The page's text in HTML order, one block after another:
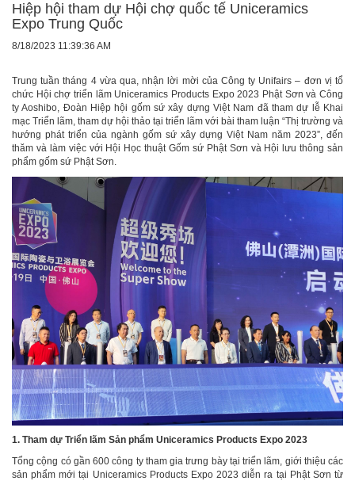
Hiệp hội tham dự Hội chợ quốc tế Uniceramics
Expo Trung Quốc
8/18/2023 11:39:36 AM
Trung tuần tháng 4 vừa qua, nhận lời mời của Công ty Unifairs – đơn vị tổ
chức Hội chợ triển lãm Uniceramics Products Expo 2023 Phật Sơn và Công
ty Aoshibo, Đoàn Hiệp hội gốm sứ xây dựng Việt Nam đã tham dự lễ Khai
mạc Triển lãm, tham dự hội thảo tại triển lãm với bài tham luận “Thị trường và
hướng phát triển của ngành gốm sứ xây dựng Việt Nam năm 2023”, đến
thăm và làm việc với Hội Học thuật Gốm sứ Phật Sơn và Hội lưu thông sản
phẩm gốm sứ Phật Sơn.
1. Tham dự Triển lãm Sản phẩm Uniceramics Products Expo 2023
Tổng cộng có gần 600 công ty tham gia trưng bày tại triển lãm, giới thiệu các
sản phẩm mới tại Uniceramics Products Expo 2023 diễn ra tại Phật Sơn từ